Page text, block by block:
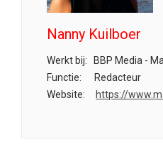
Nanny Kuilboer
Werkt bij:
BBP Media -
Functie:
Redacteur
Website:
https://